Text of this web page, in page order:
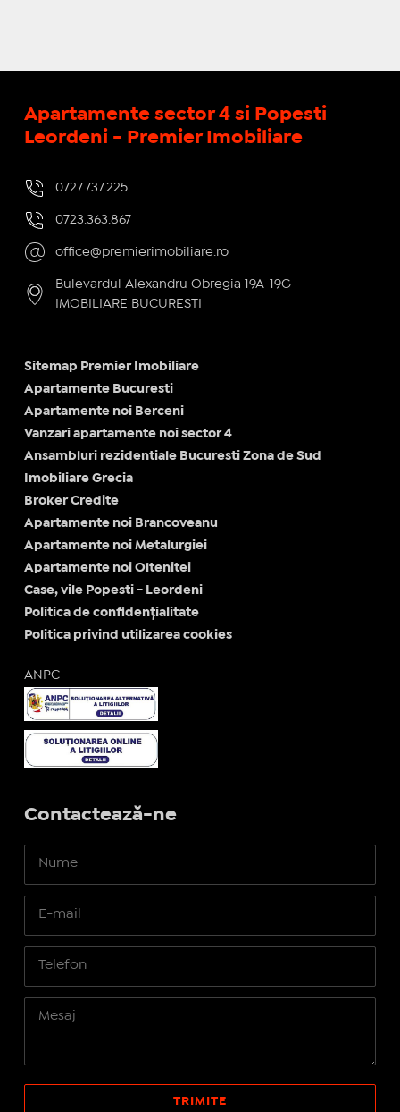
Apartamente sector 4 si Popesti
Leordeni - Premier Imobiliare
0727.737.225
0723.363.867
office@premierimobiliare.ro
Bulevardul Alexandru Obregia 19A-19G -
IMOBILIARE BUCURESTI
Sitemap Premier Imobiliare
Apartamente Bucuresti
Apartamente noi Berceni
Vanzari apartamente noi sector 4
Ansambluri rezidentiale Bucuresti Zona de Sud
Imobiliare Grecia
Broker Credite
Apartamente noi Brancoveanu
Apartamente noi Metalurgiei
Apartamente noi Oltenitei
Case, vile Popesti - Leordeni
Politica de confidențialitate
Politica privind utilizarea cookies
ANPC
Contactează-ne